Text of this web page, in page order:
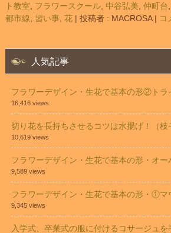
ト教室
フラワースクール, 中谷弘美 仲町台
都市線
習い事, 花 | 投稿者 : MACROSA | コ
人気記事
フラワーデザイン・生花で基本の形②トラ
16,416 views
切り花を長持ちさせるコツは水揚げ！（枝
10,619 views
フラワーデザイン・生花で基本の形・オー
9,589 views
フラワーデザイン・生花で基本の形・①マ
9,345 views
入学式、卒業式の服に付けるコサージュを